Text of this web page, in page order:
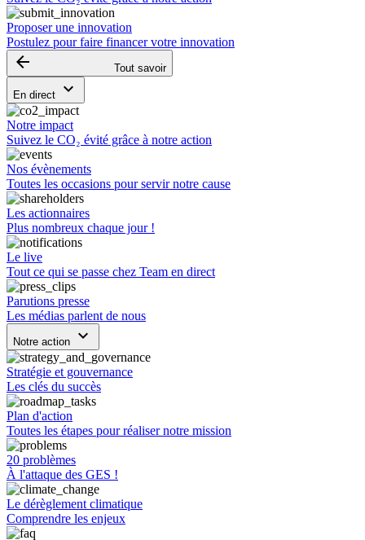
Proposer une innovation
Postulez pour faire financer votre innovation
arrow_backward Tout savoir
En direct keyboard_arrow_down
Notre impact
Suivez le CO₂ évité grâce à notre action
Nos évènements
Toutes les occasions pour servir notre cause
Les actionnaires
Plus nombreux chaque jour !
Le live
Tout ce qui se passe chez Team en direct
Parutions presse
Les médias parlent de nous
Notre action keyboard_arrow_down
Stratégie et gouvernance
Les clés du succès
Plan d'action
Toutes les étapes pour réaliser notre mission
20 problèmes
À l'attaque des GES !
Le dérèglement climatique
Comprendre les enjeux